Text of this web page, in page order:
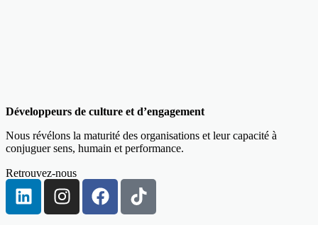
Développeurs de culture et d’engagement
Nous révélons la maturité des organisations et leur capacité à
conjuguer sens, humain et performance.
Retrouvez-nous